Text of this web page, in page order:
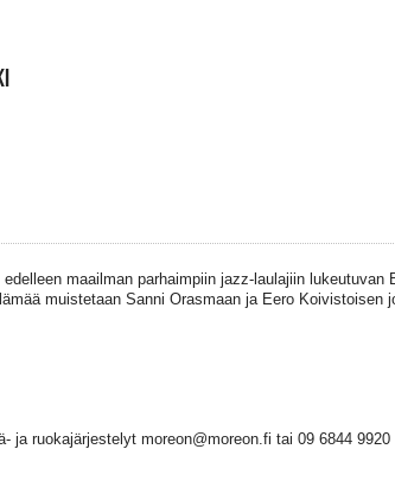
maailman parhaimpiin jazz-laulajiin lukeutuvan
muistetaan Sanni Orasmaan ja Eero Koivistoisen
ja ruokajärjestelyt moreon@moreon.fi tai 09 6844 9920